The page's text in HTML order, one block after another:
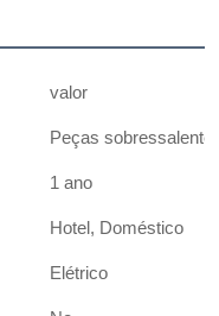
valor
Peças
1 ano
Hotel, Doméstico
Elétrico